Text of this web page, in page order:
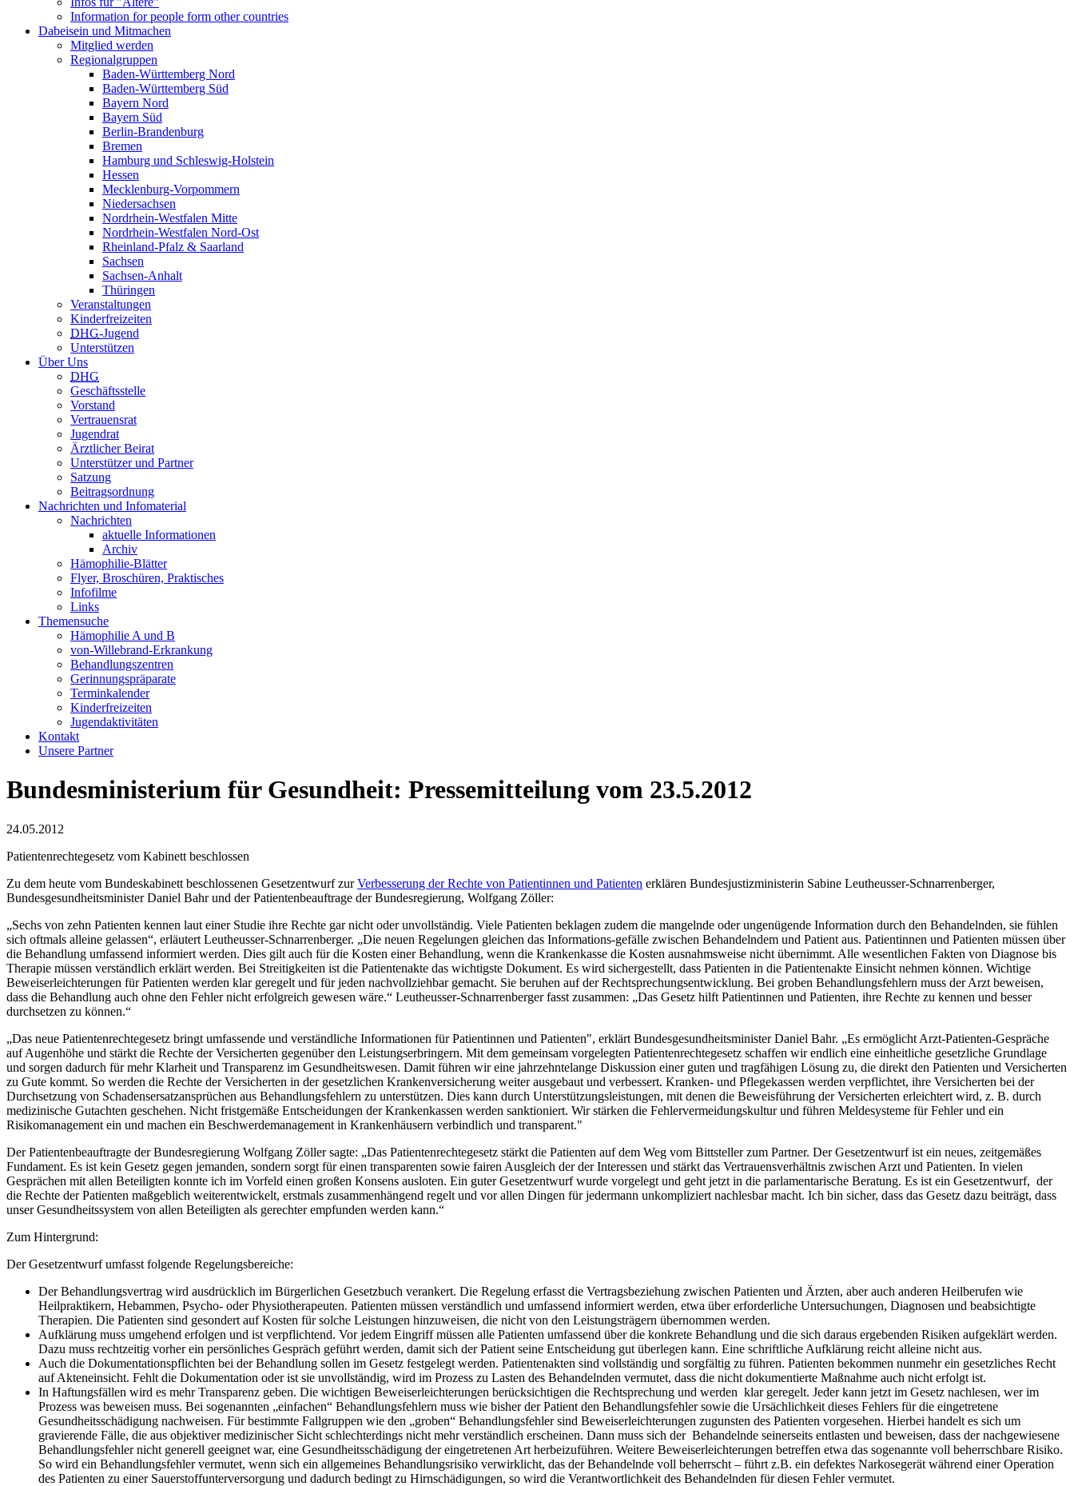
Information for people form other countries
Dabeisein und Mitmachen
Mitglied werden
Regionalgruppen
Baden-Württemberg Nord
Baden-Württemberg Süd
Bayern Nord
Bayern Süd
Berlin-Brandenburg
Bremen
Hamburg und Schleswig-Holstein
Hessen
Mecklenburg-Vorpommern
Niedersachsen
Nordrhein-Westfalen Mitte
Nordrhein-Westfalen Nord-Ost
Rheinland-Pfalz & Saarland
Sachsen
Sachsen-Anhalt
Thüringen
Veranstaltungen
Kinderfreizeiten
DHG-Jugend
Unterstützen
Über Uns
DHG
Geschäftsstelle
Vorstand
Vertrauensrat
Jugendrat
Ärztlicher Beirat
Unterstützer und Partner
Satzung
Beitragsordnung
Nachrichten und Infomaterial
Nachrichten
aktuelle Informationen
Archiv
Hämophilie-Blätter
Flyer, Broschüren, Praktisches
Infofilme
Links
Themensuche
Hämophilie A und B
von-Willebrand-Erkrankung
Behandlungszentren
Gerinnungspräparate
Terminkalender
Kinderfreizeiten
Jugendaktivitäten
Kontakt
Unsere Partner
Bundesministerium für Gesundheit: Pressemitteilung vom 23.5.2012
24.05.2012
Patientenrechtegesetz vom Kabinett beschlossen
Zu dem heute vom Bundeskabinett beschlossenen Gesetzentwurf zurVerbesserung der Rechte von Patientinnen und Patienten erklären Bundesjustizministerin Sabine Leutheusser-Schnarrenberger,
Bundesgesundheitsminister Daniel Bahr und der Patientenbeauftrage der Bundesregierung, Wolfgang Zöller:
„Sechs von zehn Patienten kennen laut einer Studie ihre Rechte gar nicht oder unvollständig. Viele Patienten beklagen zudem die mangelnde oder ungenügende Information durch den Behandelnden, sie fühlen
sich oftmals alleine gelassen“, erläutert Leutheusser-Schnarrenberger. „Die neuen Regelungen gleichen das Informations-gefälle zwischen Behandelndem und Patient aus. Patientinnen und Patienten müssen über
die Behandlung umfassend informiert werden. Dies gilt auch für die Kosten einer Behandlung, wenn die Krankenkasse die Kosten ausnahmsweise nicht übernimmt. Alle wesentlichen Fakten von Diagnose bis
Therapie müssen verständlich erklärt werden. Bei Streitigkeiten ist die Patientenakte das wichtigste Dokument. Es wird sichergestellt, dass Patienten in die Patientenakte Einsicht nehmen können. Wichtige
Beweiserleichterungen für Patienten werden klar geregelt und für jeden nachvollziehbar gemacht. Sie beruhen auf der Rechtsprechungsentwicklung. Bei groben Behandlungsfehlern muss der Arzt beweisen,
dass die Behandlung auch ohne den Fehler nicht erfolgreich gewesen wäre.“ Leutheusser-Schnarrenberger fasst zusammen: „Das Gesetz hilft Patientinnen und Patienten, ihre Rechte zu kennen und besser
durchsetzen zu können.“
„Das neue Patientenrechtegesetz bringt umfassende und verständliche Informationen für Patientinnen und Patienten", erklärt Bundesgesundheitsminister Daniel Bahr. „Es ermöglicht Arzt-Patienten-Gespräche
auf Augenhöhe und stärkt die Rechte der Versicherten gegenüber den Leistungserbringern. Mit dem gemeinsam vorgelegten Patientenrechtegesetz schaffen wir endlich eine einheitliche gesetzliche Grundlage
und sorgen dadurch für mehr Klarheit und Transparenz im Gesundheitswesen. Damit führen wir eine jahrzehntelange Diskussion einer guten und tragfähigen Lösung zu, die direkt den Patienten und Versicherten
zu Gute kommt. So werden die Rechte der Versicherten in der gesetzlichen Krankenversicherung weiter ausgebaut und verbessert. Kranken- und Pflegekassen werden verpflichtet, ihre Versicherten bei der
Durchsetzung von Schadensersatzansprüchen aus Behandlungsfehlern zu unterstützen. Dies kann durch Unterstützungsleistungen, mit denen die Beweisführung der Versicherten erleichtert wird, z. B. durch
medizinische Gutachten geschehen. Nicht fristgemäße Entscheidungen der Krankenkassen werden sanktioniert. Wir stärken die Fehlervermeidungskultur und führen Meldesysteme für Fehler und ein
Risikomanagement ein und machen ein Beschwerdemanagement in Krankenhäusern verbindlich und transparent."
Der Patientenbeauftragte der Bundesregierung Wolfgang Zöller sagte: „Das Patientenrechtegesetz stärkt die Patienten auf dem Weg vom Bittsteller zum Partner. Der Gesetzentwurf ist ein neues, zeitgemäßes
Fundament. Es ist kein Gesetz gegen jemanden, sondern sorgt für einen transparenten sowie fairen Ausgleich der der Interessen und stärkt das Vertrauensverhältnis zwischen Arzt und Patienten. In vielen
Gesprächen mit allen Beteiligten konnte ich im Vorfeld einen großen Konsens ausloten. Ein guter Gesetzentwurf wurde vorgelegt und geht jetzt in die parlamentarische Beratung. Es ist ein Gesetzentwurf, der
die Rechte der Patienten maßgeblich weiterentwickelt, erstmals zusammenhängend regelt und vor allen Dingen für jedermann unkompliziert nachlesbar macht. Ich bin sicher, dass das Gesetz dazu beiträgt, dass
unser Gesundheitssystem von allen Beteiligten als gerechter empfunden werden kann.“
Zum Hintergrund:
Der Gesetzentwurf umfasst folgende Regelungsbereiche:
Der Behandlungsvertrag wird ausdrücklich im Bürgerlichen Gesetzbuch verankert. Die Regelung erfasst die Vertragsbeziehung zwischen Patienten und Ärzten, aber auch anderen Heilberufen wie
Heilpraktikern, Hebammen, Psycho- oder Physiotherapeuten. Patienten müssen verständlich und umfassend informiert werden, etwa über erforderliche Untersuchungen, Diagnosen und beabsichtigte
Therapien. Die Patienten sind gesondert auf Kosten für solche Leistungen hinzuweisen, die nicht von den Leistungsträgern übernommen werden.
Aufklärung muss umgehend erfolgen und ist verpflichtend. Vor jedem Eingriff müssen alle Patienten umfassend über die konkrete Behandlung und die sich daraus ergebenden Risiken aufgeklärt werden.
Dazu muss rechtzeitig vorher ein persönliches Gespräch geführt werden, damit sich der Patient seine Entscheidung gut überlegen kann. Eine schriftliche Aufklärung reicht alleine nicht aus.
Auch die Dokumentationspflichten bei der Behandlung sollen im Gesetz festgelegt werden. Patientenakten sind vollständig und sorgfältig zu führen. Patienten bekommen nunmehr ein gesetzliches Recht
auf Akteneinsicht. Fehlt die Dokumentation oder ist sie unvollständig, wird im Prozess zu Lasten des Behandelnden vermutet, dass die nicht dokumentierte Maßnahme auch nicht erfolgt ist.
In Haftungsfällen wird es mehr Transparenz geben. Die wichtigen Beweiserleichterungen berücksichtigen die Rechtsprechung und werden klar geregelt. Jeder kann jetzt im Gesetz nachlesen, wer im
Prozess was beweisen muss. Bei sogenannten „einfachen“ Behandlungsfehlern muss wie bisher der Patient den Behandlungsfehler sowie die Ursächlichkeit dieses Fehlers für die eingetretene
Gesundheitsschädigung nachweisen. Für bestimmte Fallgruppen wie den „groben“ Behandlungsfehler sind Beweiserleichterungen zugunsten des Patienten vorgesehen. Hierbei handelt es sich um
gravierende Fälle, die aus objektiver medizinischer Sicht schlechterdings nicht mehr verständlich erscheinen. Dann muss sich der Behandelnde seinerseits entlasten und beweisen, dass der nachgewiesene
Behandlungsfehler nicht generell geeignet war, eine Gesundheitsschädigung der eingetretenen Art herbeizuführen. Weitere Beweiserleichterungen betreffen etwa das sogenannte voll beherrschbare Risiko.
So wird ein Behandlungsfehler vermutet, wenn sich ein allgemeines Behandlungsrisiko verwirklicht, das der Behandelnde voll beherrscht – führt z.B. ein defektes Narkosegerät während einer Operation
des Patienten zu einer Sauerstoffunterversorgung und dadurch bedingt zu Hirnschädigungen, so wird die Verantwortlichkeit des Behandelnden für diesen Fehler vermutet.